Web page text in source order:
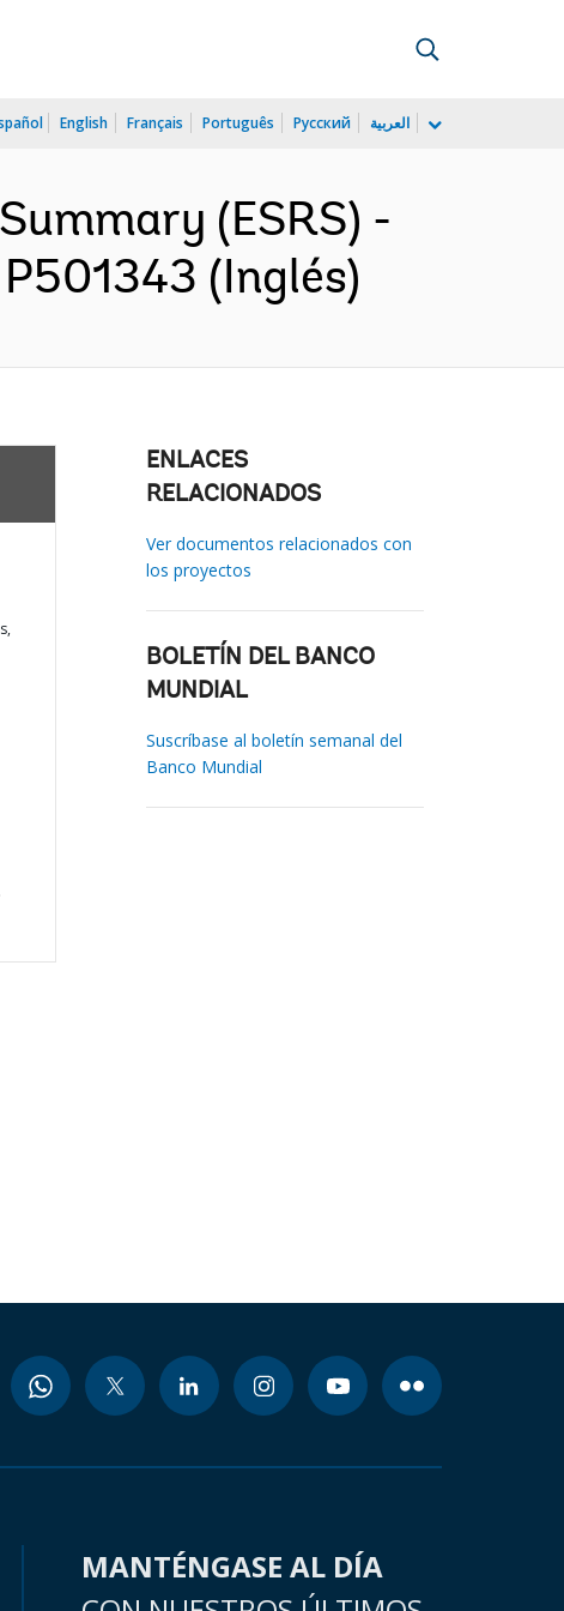
English Français Português Русский العربية
(ESRS) -
(Inglés)
ENLACES
RELACIONADOS
Ver documentos relacionados con
los proyectos
BOLETÍN DEL BANCO
MUNDIAL
Suscríbase al boletín semanal del
Banco Mundial
MANTÉNGASE AL DÍA